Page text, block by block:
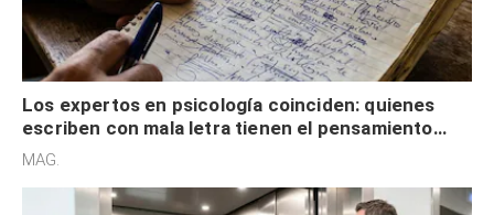
Los expertos en psicología coinciden: quienes
escriben con mala letra tienen el pensamiento
acelerado y no lo hacen por desinterés
MAG.